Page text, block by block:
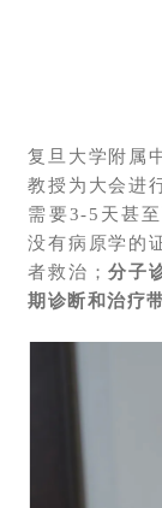
复旦大学附属
教授为大会进
需要3-5天甚
没有病原学的
者救治；分子
期诊断和治疗